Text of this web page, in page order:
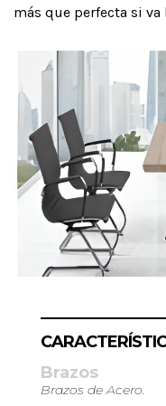
más que perfecta si va
Brazos
Brazos de Acero.